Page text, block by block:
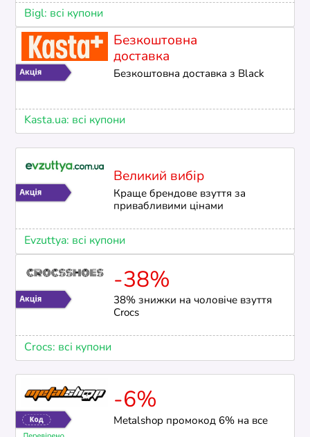
Bigl: всі купони
Безкоштовна
доставка
Безкоштовна доставка з Black
Kasta.ua: всі купони
Великий вибір
Краще брендове взуття за
привабливими цінами
Evzuttya: всі купони
-38%
38% знижки на чоловіче взуття
Crocs
Crocs: всі купони
-6%
Metalshop промокод 6% на все